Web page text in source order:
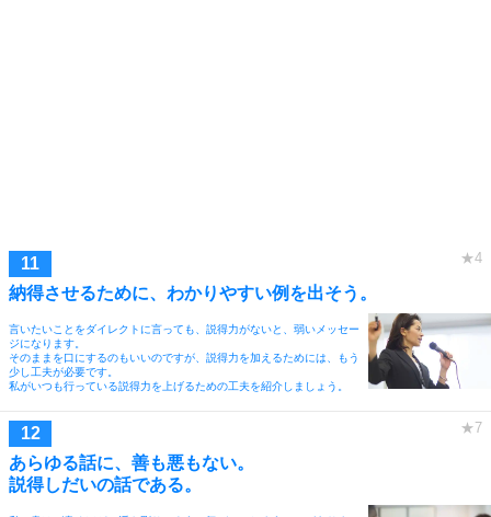
納得させるために、わかりやすい例を出そう。
言いたいことをダイレクトに言っても、説得力がないと、弱いメッセー
ジになります。
そのままを口にするのもいいのですが、説得力を加えるためには、もう
少し工夫が必要です。
私がいつも行っている説得力を上げるための工夫を紹介しましょう。
あらゆる話に、善も悪もない。
説得しだいの話である。